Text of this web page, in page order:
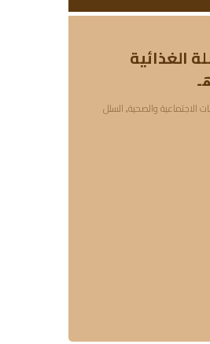
الغذائية
الاجتماعية والصحية,السلل